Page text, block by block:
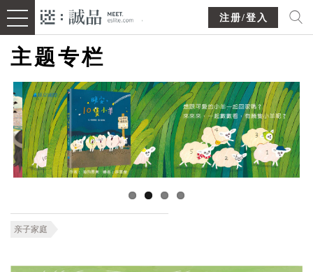
注册/登入
主题专栏
亲子家庭